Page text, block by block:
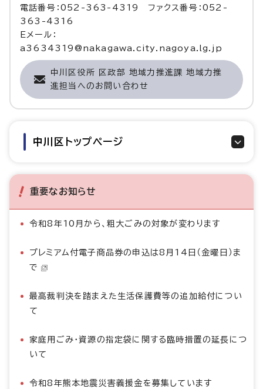
電話番号：052-363-4319 ファクス番号：052-
363-4316
Eメール：
a3634319@nakagawa.city.nagoya.lg.jp
中川区役所 区政部 地域力推進課 地域力推
進担当へのお問い合わせ
中川区トップページ
重要なお知らせ
令和8年10月から、粗大ごみの対象が変わります
プレミアム付電子商品券の申込は8月14日（金曜日）ま
で
最高裁判決を踏まえた生活保護費等の追加給付につい
て
家庭用ごみ・資源の指定袋に関する臨時措置の延長につ
いて
令和8年熊本地震災害義援金を募集しています